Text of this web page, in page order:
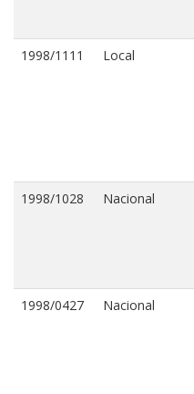
1998/1111 Local
1998/1028 Nacional
1998/0427 Nacional